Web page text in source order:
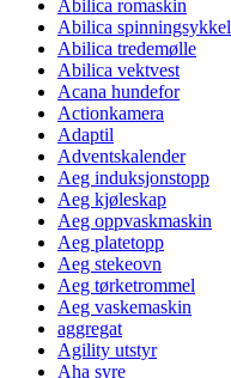
Abilica romaskin
Abilica spinningsykkel
Abilica tredemølle
Abilica vektvest
Acana hundefor
Actionkamera
Adaptil
Adventskalender
Aeg induksjonstopp
Aeg kjøleskap
Aeg oppvaskmaskin
Aeg platetopp
Aeg stekeovn
Aeg tørketrommel
Aeg vaskemaskin
aggregat
Agility utstyr
Aha syre